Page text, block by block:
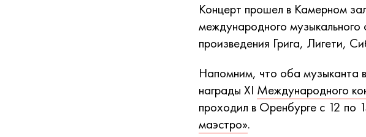
Концерт прошел в Камерном
международного
произведения Грига, Лигети,
Напомним, что оба музыканта
награды XI Международного
проходил в Оренбурге с 12 по
маэстро».